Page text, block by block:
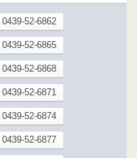
0439-52-6862
0439-52-6865
0439-52-6868
0439-52-6871
0439-52-6874
0439-52-6877